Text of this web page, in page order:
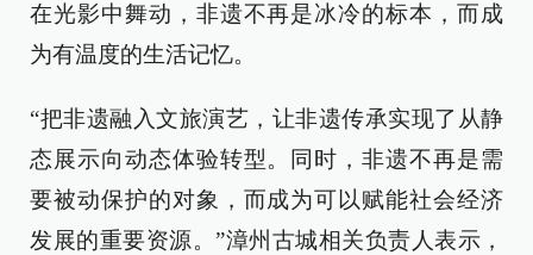
在光影中舞动，非遗不再是冰冷的标本，而成
为有温度的生活记忆。
“把非遗融入文旅演艺，让非遗传承实现了从静
态展示向动态体验转型。同时，非遗不再是需
要被动保护的对象，而成为可以赋能社会经济
发展的重要资源。”漳州古城相关负责人表示，